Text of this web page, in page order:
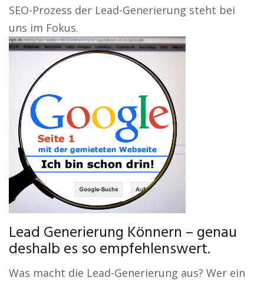
SEO-Prozess der Lead-Generierung steht bei
uns im Fokus.
Lead Generierung Könnern – genau
deshalb es so empfehlenswert.
Was macht die Lead-Generierung aus? Wer ein